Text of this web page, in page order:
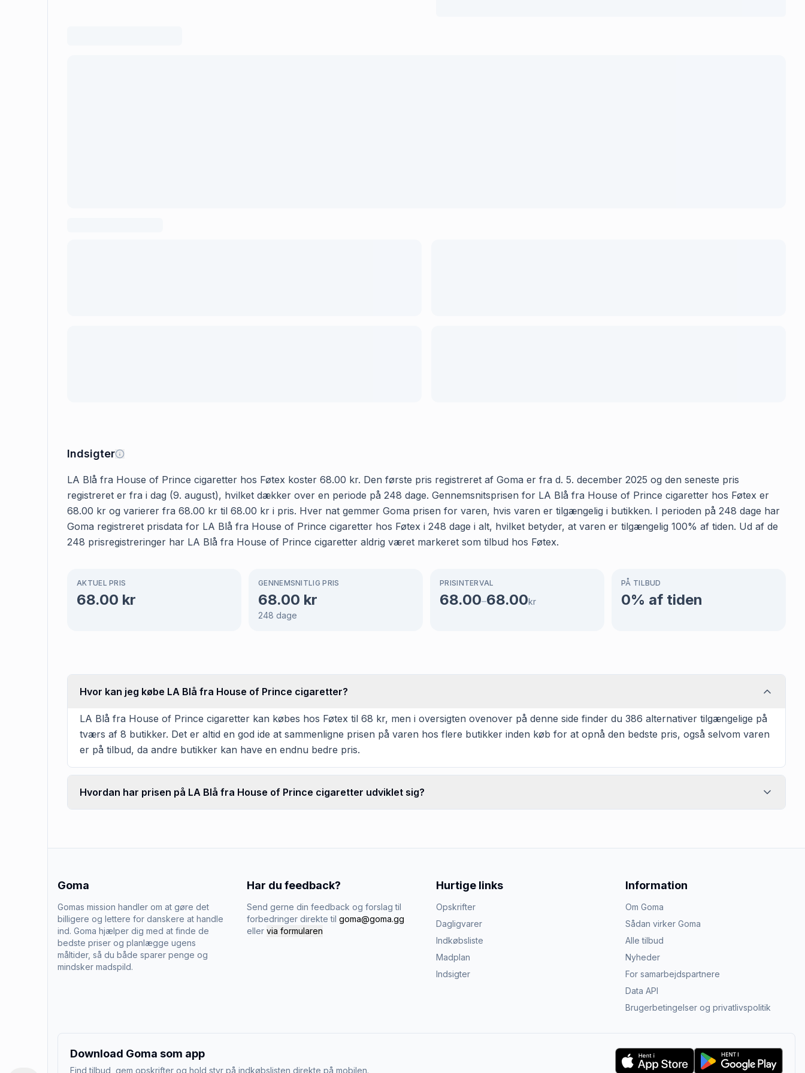
Indsigter
LA Blå fra House of Prince cigaretter hos Føtex koster 68.00 kr. Den første pris registreret af Goma er fra d. 5. december 2025 og den seneste pris
registreret er fra i dag (9. august), hvilket dækker over en periode på 248 dage. Gennemsnitsprisen for LA Blå fra House of Prince cigaretter hos Føtex er
68.00 kr og varierer fra 68.00 kr til 68.00 kr i pris. Hver nat gemmer Goma prisen for varen, hvis varen er tilgængelig i butikken. I perioden på 248 dage har
Goma registreret prisdata for LA Blå fra House of Prince cigaretter hos Føtex i 248 dage i alt, hvilket betyder, at varen er tilgængelig 100% af tiden. Ud af de
248 prisregistreringer har LA Blå fra House of Prince cigaretter aldrig været markeret som tilbud hos Føtex.
AKTUEL PRIS
68.00 kr
GENNEMSNITLIG PRIS
68.00 kr
248 dage
PRISINTERVAL
68.00–68.00kr
PÅ TILBUD
0% af tiden
Hvor kan jeg købe LA Blå fra House of Prince cigaretter?
LA Blå fra House of Prince cigaretter kan købes hos Føtex til 68 kr, men i oversigten ovenover på denne side finder du 386 alternativer tilgængelige på
tværs af 8 butikker. Det er altid en god ide at sammenligne prisen på varen hos flere butikker inden køb for at opnå den bedste pris, også selvom varen
er på tilbud, da andre butikker kan have en endnu bedre pris.
Hvordan har prisen på LA Blå fra House of Prince cigaretter udviklet sig?
Goma
Gomas mission handler om at gøre det
billigere og lettere for danskere at handle
ind. Goma hjælper dig med at finde de
bedste priser og planlægge ugens
måltider, så du både sparer penge og
mindsker madspild.
Har du feedback?
Send gerne din feedback og forslag til
forbedringer direkte til goma@goma.gg
eller via formularen
Hurtige links
Opskrifter
Dagligvarer
Indkøbsliste
Madplan
Indsigter
Information
Om Goma
Sådan virker Goma
Alle tilbud
Nyheder
For samarbejdspartnere
Data API
Brugerbetingelser og privatlivspolitik
Download Goma som app
Find tilbud, gem opskrifter og hold styr på indkøbslisten direkte på mobilen.